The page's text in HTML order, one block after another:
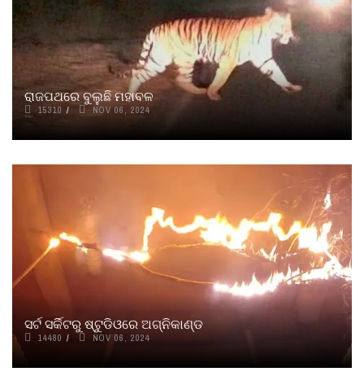
ରାଜପଥରେ ବୁଲୁଛି ମହାବଳ
15310 NOV 06, 2024
ସର୍ଟ ସର୍କିଟରୁ ଷ୍ଟୁଡିଓରେ ଅଗ୍ନିକାଣ୍ଡ
14480 NOV 06, 2024